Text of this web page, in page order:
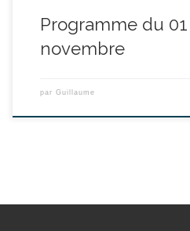
Programme du
novembre
par Guillaume